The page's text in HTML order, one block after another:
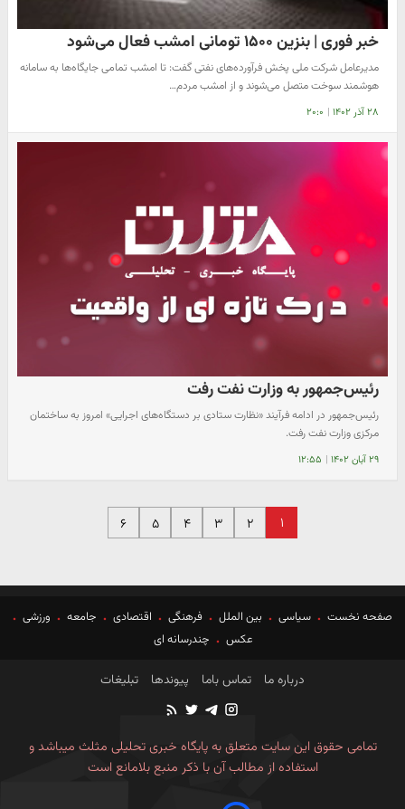
خبر فوری | بنزین ۱۵۰۰ تومانی امشب فعال می‌شود
مدیرعامل شرکت ملی پخش فرآورده‌های نفتی گفت: تا امشب تمامی جایگاه‌ها به سامانه
هوشمند سوخت متصل می‌شوند و از امشب مردم…
۲۸ آذر ۱۴۰۲ | ۲۰:۰
رئیس‌جمهور به وزارت نفت رفت
رئیس‌جمهور در ادامه فرآیند «نظارت ستادی بر دستگاه‌های اجرایی» امروز به ساختمان
مرکزی وزارت نفت رفت.
۲۹ آبان ۱۴۰۲ | ۱۲:۵۵
۱ ۲ ۳ ۴ ۵ ۶
صفحه نخست سیاسی بین الملل فرهنگی اقتصادی جامعه
ورزشی
عکس
چندرسانه ای
درباره ما تماس باما پیوندها تبلیغات
تمامی حقوق این سایت متعلق به پایگاه خبری تحلیلی مثلث میباشد و
استفاده از مطالب آن با ذکر منبع بلامانع است